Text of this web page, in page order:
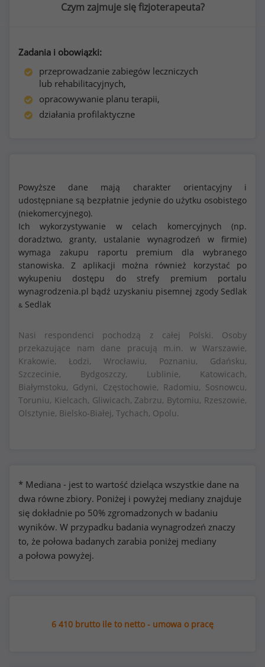
Czym zajmuje się fizjoterapeuta?
Zadania i obowiązki:
przeprowadzanie zabiegów leczniczych
lub rehabilitacyjnych,
opracowywanie planu terapii,
działania profilaktyczne
Powyższe dane mają charakter orientacyjny i
udostępniane są bezpłatnie jedynie do użytku osobistego
(niekomercyjnego).
Ich wykorzystywanie w celach komercyjnych (np.
doradztwo, granty, ustalanie wynagrodzeń w firmie)
wymaga zakupu raportu premium dla wybranego
stanowiska. Z aplikacji można również korzystać po
wykupeniu dostępu do strefy premium portalu
wynagrodzenia.pl bądź uzyskaniu pisemnej zgody Sedlak
& Sedlak
Nasi respondenci pochodzą z całej Polski. Osoby
przekazujące nam dane pracują m.in. w Warszawie,
Krakowie, Łodzi, Wrocławiu, Poznaniu, Gdańsku,
Szczecinie, Bydgoszczy, Lublinie, Katowicach,
Białymstoku, Gdyni, Częstochowie, Radomiu, Sosnowcu,
Toruniu, Kielcach, Gliwicach, Zabrzu, Bytomiu, Rzeszowie,
Olsztynie, Bielsko-Białej, Tychach, Opolu.
* Mediana - jest to wartość dzieląca wszystkie dane na
dwa równe zbiory. Poniżej i powyżej mediany znajduje
się dokładnie po 50% zgromadzonych w badaniu
wyników. W przypadku badania wynagrodzeń znaczy
to, że połowa badanych zarabia poniżej mediany
a połowa powyżej.
6 410 brutto ile to netto - umowa o pracę